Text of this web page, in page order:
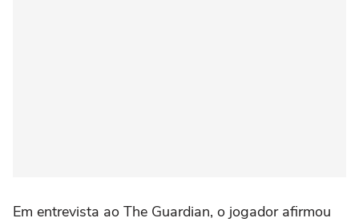
Em entrevista ao The Guardian, o jogador afirmou